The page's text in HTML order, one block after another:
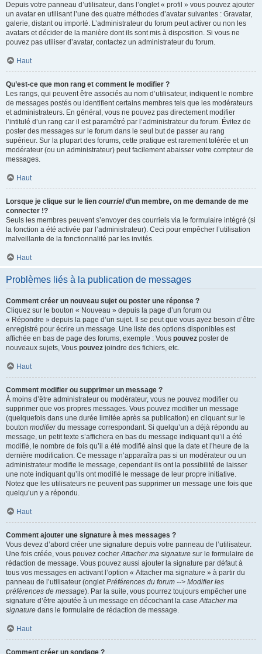
Depuis votre panneau d’utilisateur, dans l’onglet « profil » vous pouvez ajouter
un avatar en utilisant l’une des quatre méthodes d’avatar suivantes : Gravatar,
galerie, distant ou importé. L’administrateur du forum peut activer ou non les
avatars et décider de la manière dont ils sont mis à disposition. Si vous ne
pouvez pas utiliser d’avatar, contactez un administrateur du forum.
Haut
Qu’est-ce que mon rang et comment le modifier ?
Les rangs, qui peuvent être associés au nom d’utilisateur, indiquent le nombre
de messages postés ou identifient certains membres tels que les modérateurs
et administrateurs. En général, vous ne pouvez pas directement modifier
l’intitulé d’un rang car il est paramétré par l’administrateur du forum. Évitez de
poster des messages sur le forum dans le seul but de passer au rang
supérieur. Sur la plupart des forums, cette pratique est rarement tolérée et un
modérateur (ou un administrateur) peut facilement abaisser votre compteur de
messages.
Haut
Lorsque je clique sur le lien courrield’un membre, on me demande de me
connecter !?
Seuls les membres peuvent s’envoyer des courriels via le formulaire intégré (si
la fonction a été activée par l’administrateur). Ceci pour empêcher l’utilisation
malveillante de la fonctionnalité par les invités.
Haut
Problèmes liés à la publication de messages
Comment créer un nouveau sujet ou poster une réponse ?
Cliquez sur le bouton « Nouveau » depuis la page d’un forum ou
« Répondre » depuis la page d’un sujet. Il se peut que vous ayez besoin d’être
enregistré pour écrire un message. Une liste des options disponibles est
affichée en bas de page des forums, exemple : Vous pouvez poster de
nouveaux sujets, Vous pouvez joindre des fichiers, etc.
Haut
Comment modifier ou supprimer un message ?
À moins d’être administrateur ou modérateur, vous ne pouvez modifier ou
supprimer que vos propres messages. Vous pouvez modifier un message
(quelquefois dans une durée limitée après sa publication) en cliquant sur le
bouton modifierdu message correspondant. Si quelqu’un a déjà répondu au
message, un petit texte s’affichera en bas du message indiquant qu’il a été
modifié, le nombre de fois qu’il a été modifié ainsi que la date et l’heure de la
dernière modification. Ce message n’apparaîtra pas si un modérateur ou un
administrateur modifie le message, cependant ils ont la possibilité de laisser
une note indiquant qu’ils ont modifié le message de leur propre initiative.
Notez que les utilisateurs ne peuvent pas supprimer un message une fois que
quelqu’un y a répondu.
Haut
Comment ajouter une signature à mes messages ?
Vous devez d’abord créer une signature depuis votre panneau de l’utilisateur.
Une fois créée, vous pouvez cocherAttacher ma signature sur le formulaire de
rédaction de message. Vous pouvez aussi ajouter la signature par défaut à
tous vos messages en activant l’option « Attacher ma signature » à partir du
panneau de l’utilisateur (ongletPréférences du forum --> Modifier les
préférences de message). Par la suite, vous pourrez toujours empêcher une
signature d’être ajoutée à un message en décochant la caseAttacher ma
signature dans le formulaire de rédaction de message.
Haut
Comment créer un sondage ?